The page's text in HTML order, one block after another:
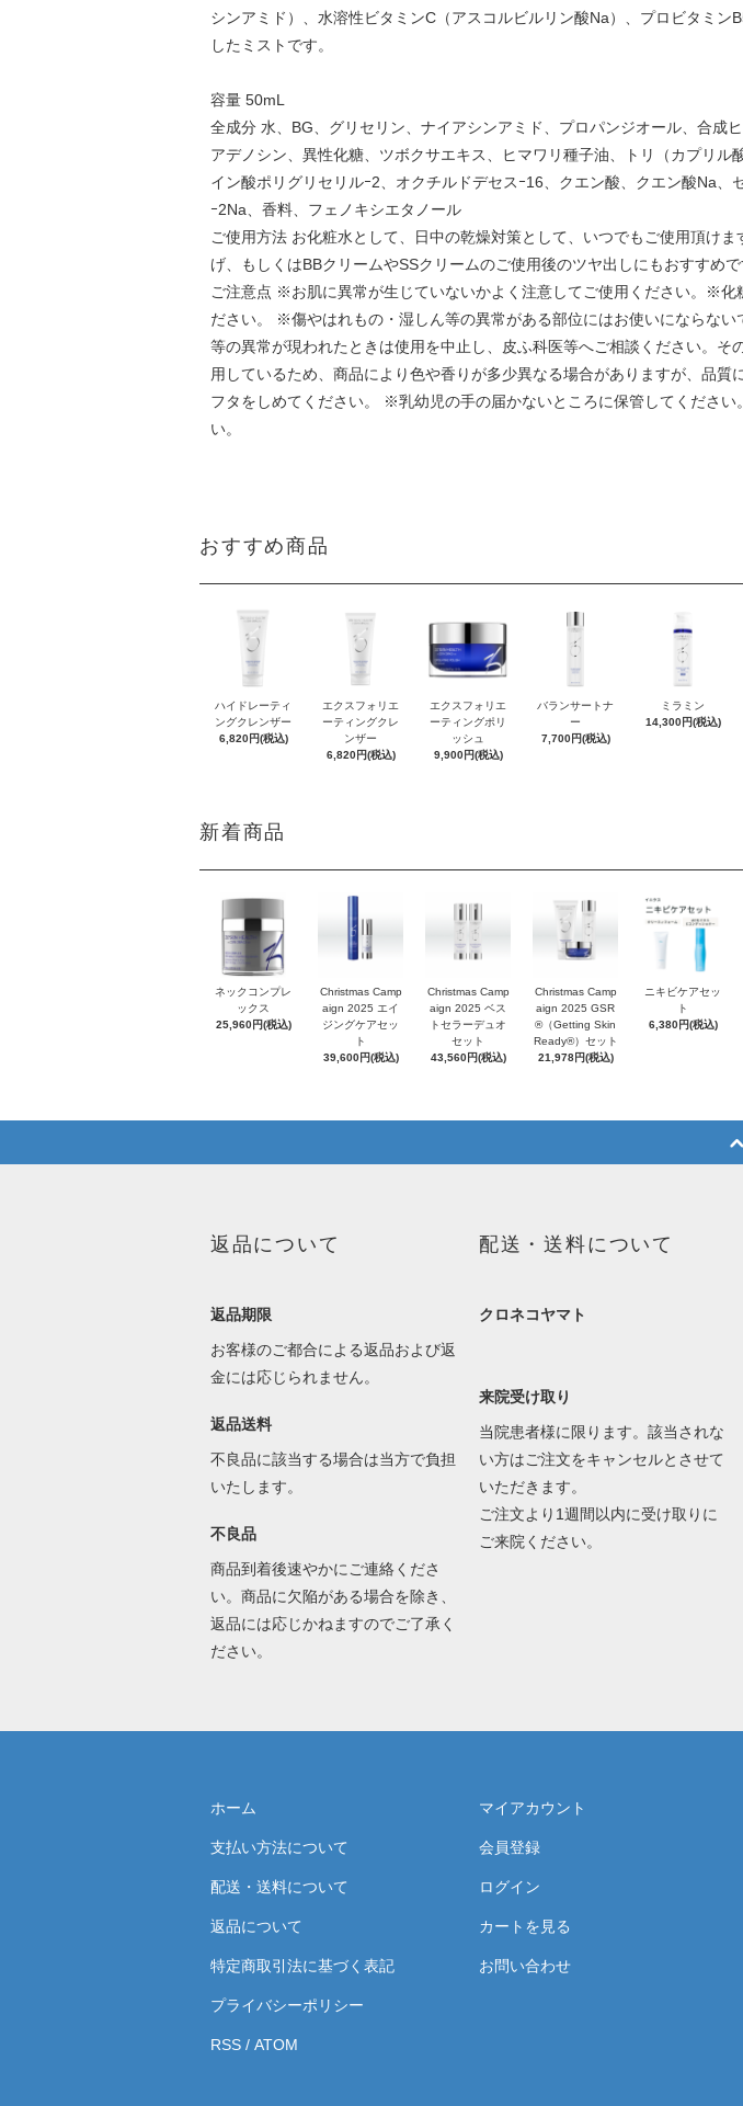
シンアミド）、水溶性ビタミンC（アスコルビルリン酸Na）、プロビタミ
したミストです。
容量 50mL
全成分 水、BG、グリセリン、ナイアシンアミド、プロパンジオール、合成
アデノシン、異性化糖、ツボクサエキス、ヒマワリ種子油、トリ（カプリ
イン酸ポリグリセリルｰ2、オクチルドデセスｰ16、クエン酸、クエン酸Na
ｰ2Na、香料、フェノキシエタノール
ご使用方法 お化粧水として、日中の乾燥対策として、いつでもご使用頂け
げ、もしくはBBクリームやSSクリームのご使用後のツヤ出しにもおすすめで
ご注意点 ※お肌に異常が生じていないかよく注意してご使用ください。※
ださい。 ※傷やはれもの・湿しん等の異常がある部位にはお使いにならな
等の異常が現われたときは使用を中止し、皮ふ科医等へご相談ください。
用しているため、商品により色や香りが多少異なる場合がありますが、品
フタをしめてください。 ※乳幼児の手の届かないところに保管してくださ
い。
おすすめ商品
ハイドレーティ
ングクレンザー
6,820円(税込)
エクスフォリエ
ーティングクレ
ンザー
6,820円(税込)
エクスフォリエ
ーティングポリ
ッシュ
9,900円(税込)
バランサートナ
ー
7,700円(税込)
ミラミン
14,300円(税込)
新着商品
ネックコンプレ
ックス
25,960円(税込)
Christmas Camp
aign 2025 エイ
ジングケアセッ
ト
39,600円(税込)
Christmas Camp
aign 2025 ベス
トセラーデュオ
セット
43,560円(税込)
Christmas Camp
aign 2025 GSR
®（Getting Skin
Ready®）セット
21,978円(税込)
ニキビケアセッ
ト
6,380円(税込)
返品について
返品期限
お客様のご都合による返品および返
金には応じられません。
返品送料
不良品に該当する場合は当方で負担
いたします。
不良品
商品到着後速やかにご連絡くださ
い。商品に欠陥がある場合を除き、
返品には応じかねますのでご了承く
ださい。
配送・送料について
クロネコヤマト
来院受け取り
当院患者様に限ります。該当されな
い方はご注文をキャンセルとさせて
いただきます。
ご注文より1週間以内に受け取りに
ご来院ください。
ホーム
支払い方法について
配送・送料について
返品について
特定商取引法に基づく表記
プライバシーポリシー
RSS/ ATOM
マイアカウント
会員登録
ログイン
カートを見る
お問い合わせ